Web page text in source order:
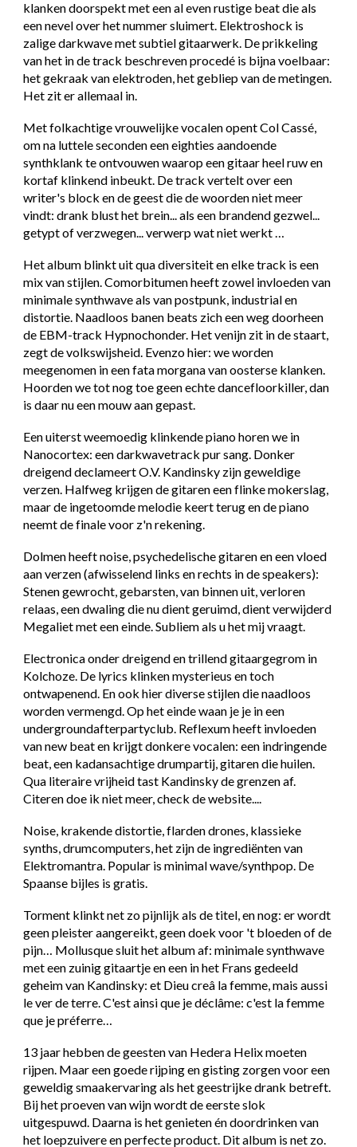
klanken doorspekt met een al even rustige beat die als
een nevel over het nummer sluimert. Elektroshock is
zalige darkwave met subtiel gitaarwerk. De prikkeling
van het in de track beschreven procedé is bijna voelbaar:
het gekraak van elektroden, het gebliep van de metingen.
Het zit er allemaal in.
Met folkachtige vrouwelijke vocalen opent Col Cassé,
om na luttele seconden een eighties aandoende
synthklank te ontvouwen waarop een gitaar heel ruw en
kortaf klinkend inbeukt. De track vertelt over een
writer's block en de geest die de woorden niet meer
vindt: drank blust het brein... als een brandend gezwel...
getypt of verzwegen... verwerp wat niet werkt …
Het album blinkt uit qua diversiteit en elke track is een
mix van stijlen. Comorbitumen heeft zowel invloeden van
minimale synthwave als van postpunk, industrial en
distortie. Naadloos banen beats zich een weg doorheen
de EBM-track Hypnochonder. Het venijn zit in de staart,
zegt de volkswijsheid. Evenzo hier: we worden
meegenomen in een fata morgana van oosterse klanken.
Hoorden we tot nog toe geen echte dancefloorkiller, dan
is daar nu een mouw aan gepast.
Een uiterst weemoedig klinkende piano horen we in
Nanocortex: een darkwavetrack pur sang. Donker
dreigend declameert O.V. Kandinsky zijn geweldige
verzen. Halfweg krijgen de gitaren een flinke mokerslag,
maar de ingetoomde melodie keert terug en de piano
neemt de finale voor z'n rekening.
Dolmen heeft noise, psychedelische gitaren en een vloed
aan verzen (afwisselend links en rechts in de speakers):
Stenen gewrocht, gebarsten, van binnen uit, verloren
relaas, een dwaling die nu dient geruimd, dient verwijderd
Megaliet met een einde. Subliem als u het mij vraagt.
Electronica onder dreigend en trillend gitaargegrom in
Kolchoze. De lyrics klinken mysterieus en toch
ontwapenend. En ook hier diverse stijlen die naadloos
worden vermengd. Op het einde waan je je in een
undergroundafterpartyclub. Reflexum heeft invloeden
van new beat en krijgt donkere vocalen: een indringende
beat, een kadansachtige drumpartij, gitaren die huilen.
Qua literaire vrijheid tast Kandinsky de grenzen af.
Citeren doe ik niet meer, check de website....
Noise, krakende distortie, flarden drones, klassieke
synths, drumcomputers, het zijn de ingrediënten van
Elektromantra. Popular is minimal wave/synthpop. De
Spaanse bijles is gratis.
Torment klinkt net zo pijnlijk als de titel, en nog: er wordt
geen pleister aangereikt, geen doek voor 't bloeden of de
pijn… Mollusque sluit het album af: minimale synthwave
met een zuinig gitaartje en een in het Frans gedeeld
geheim van Kandinsky: et Dieu creâ la femme, mais aussi
le ver de terre. C'est ainsi que je déclâme: c'est la femme
que je préferre…
13 jaar hebben de geesten van Hedera Helix moeten
rijpen. Maar een goede rijping en gisting zorgen voor een
geweldig smaakervaring als het geestrijke drank betreft.
Bij het proeven van wijn wordt de eerste slok
uitgespuwd. Daarna is het genieten én doordrinken van
het loepzuivere en perfecte product. Dit album is net zo.